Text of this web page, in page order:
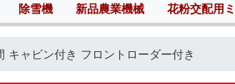
除雪機 新品農業機械 花粉交配用
ャビン付き フロントローダー付き